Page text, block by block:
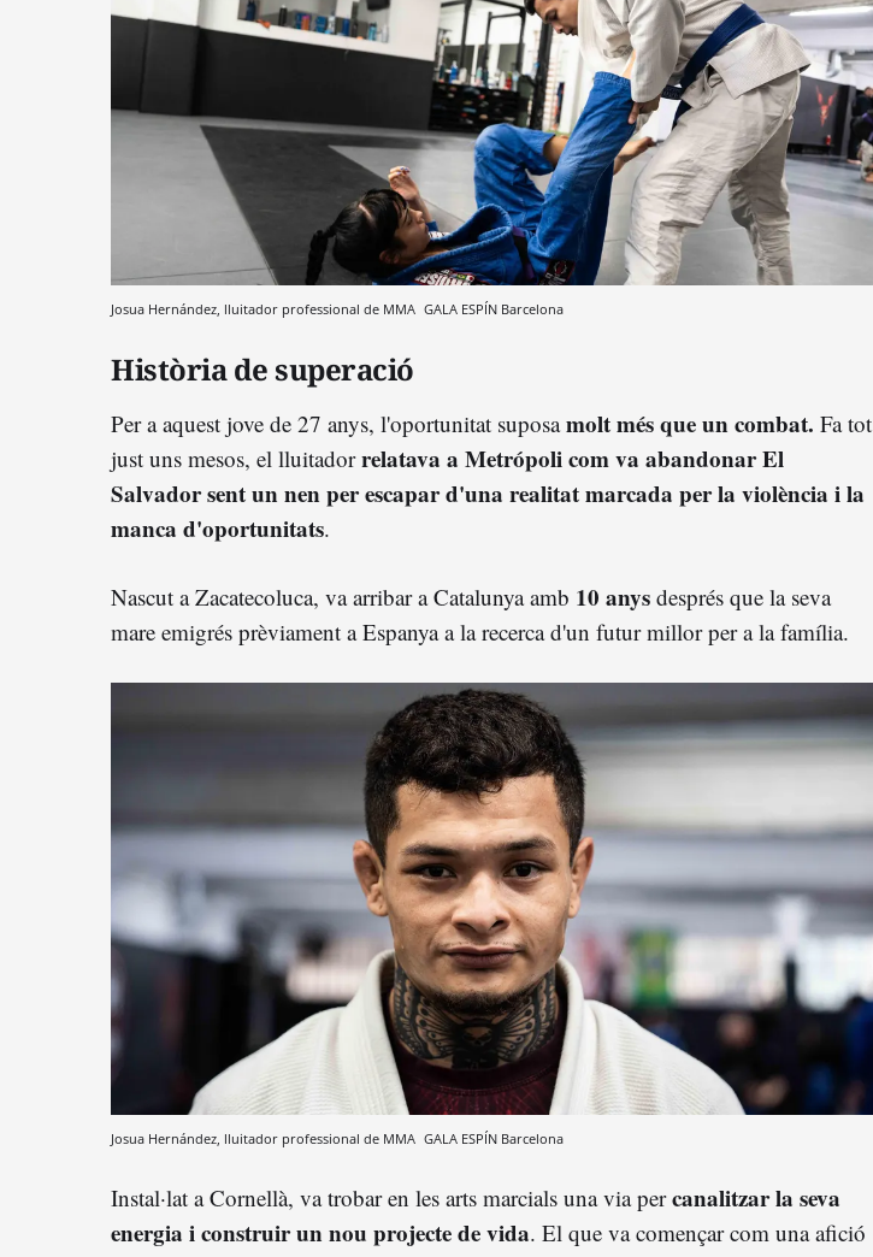
Josua Hernández, lluitador professional de MMA GALA ESPÍN Barcelona
Història de superació
Per a aquest jove de 27 anys, l'oportunitat suposamolt més que un combat. Fa tot
just uns mesos, el lluitadorrelatava a Metrópoli com va abandonar El
Salvador sent un nen per escapar d'una realitat marcada per la violència i la
manca d'oportunitats.
Nascut a Zacatecoluca, va arribar a Catalunya amb 10 anys després que la seva
mare emigrés prèviament a Espanya a la recerca d'un futur millor per a la família.
Josua Hernández, lluitador professional de MMA GALA ESPÍN Barcelona
Instal·lat a Cornellà, va trobar en les arts marcials una via percanalitzar la seva
energia i construir un nou projecte de vida. El que va començar com una afició